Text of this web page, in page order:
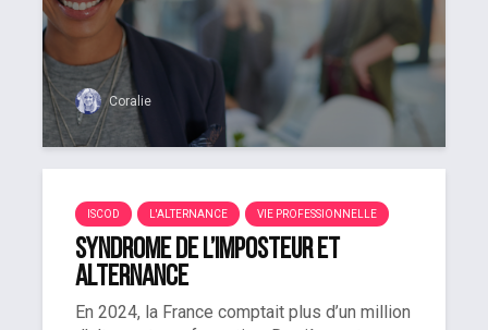
Coralie
ISCOD L'ALTERNANCE VIE PROFESSIONNELLE
Syndrome de l’imposteur et
alternance
En 2024, la France comptait plus d’un million